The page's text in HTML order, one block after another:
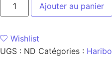
Ajouter au panier
Wishlist
UGS : ND Catégories : Haribo